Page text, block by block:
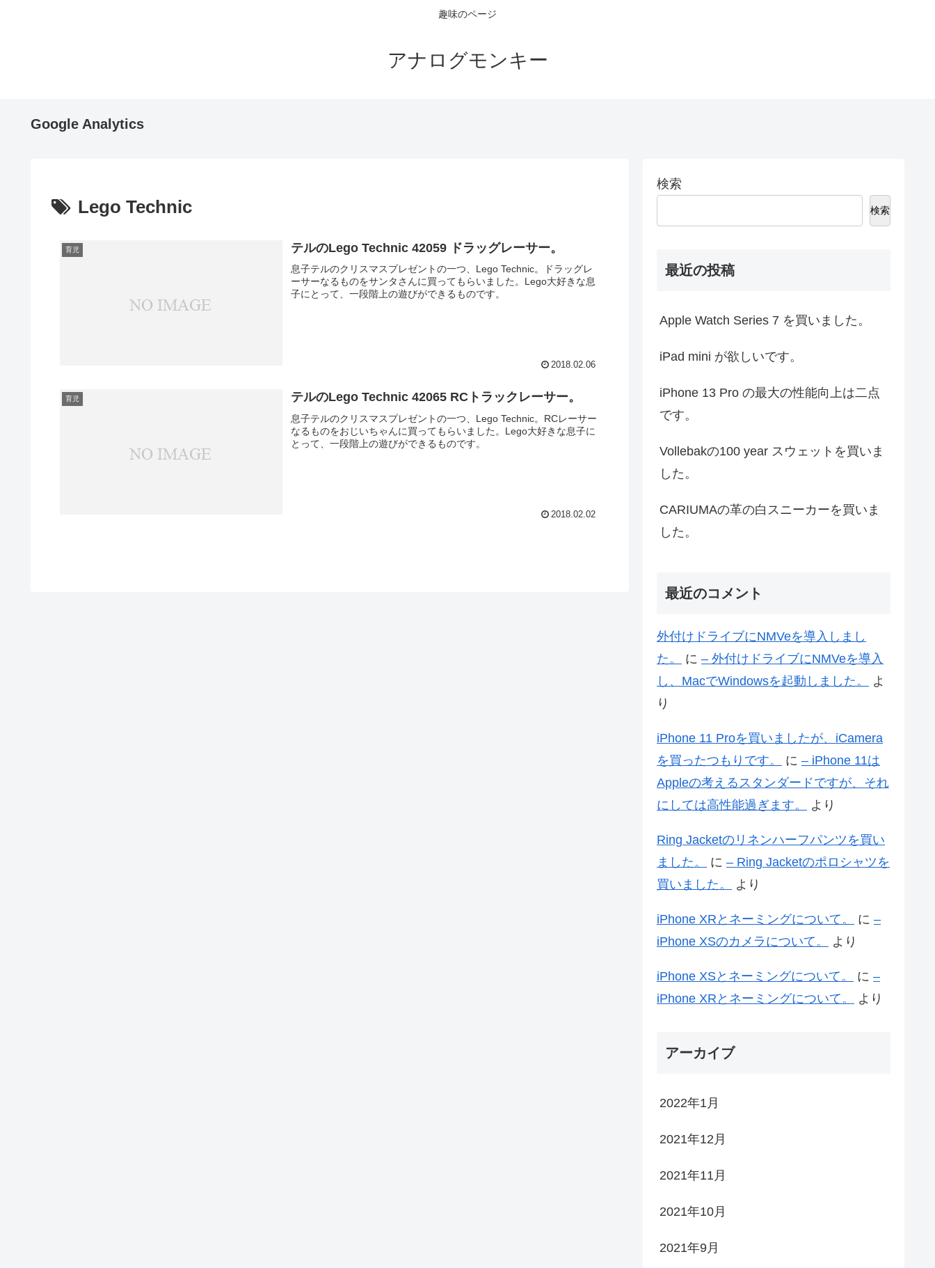
趣味のページ
アナログモンキー
Google Analytics
Lego Technic
育児 テルのLego Technic 42059 ドラッグレーサー。
息子テルのクリスマスプレゼントの一つ、Lego Technic。ドラッグレ
ーサーなるものをサンタさんに買ってもらいました。Lego大好きな息
子にとって、一段階上の遊びができるものです。
2018.02.06
育児 テルのLego Technic 42065 RCトラックレーサー。
息子テルのクリスマスプレゼントの一つ、Lego Technic。RCレーサー
なるものをおじいちゃんに買ってもらいました。Lego大好きな息子に
とって、一段階上の遊びができるものです。
2018.02.02
検索
検索
最近の投稿
Apple Watch Series 7 を買いました。
iPad mini が欲しいです。
iPhone 13 Pro の最大の性能向上は二点
です。
Vollebakの100 year スウェットを買いま
した。
CARIUMAの革の白スニーカーを買いま
した。
最近のコメント
外付けドライブにNMVeを導入しまし
た。
に – 外付けドライブにNMVeを導入
し、MacでWindowsを起動しました。
よ
り
iPhone 11 Proを買いましたが、iCamera
を買ったつもりです。
に – iPhone 11は
Appleの考えるスタンダードですが、それ
にしては高性能過ぎます。
より
Ring Jacketのリネンハーフパンツを買い
ました。
に – Ring Jacketのポロシャツを
買いました。
より
iPhone XRとネーミングについて。 に –
iPhone XSのカメラについて。
より
iPhone XSとネーミングについて。 に –
iPhone XRとネーミングについて。
より
アーカイブ
2022年1月
2021年12月
2021年11月
2021年10月
2021年9月